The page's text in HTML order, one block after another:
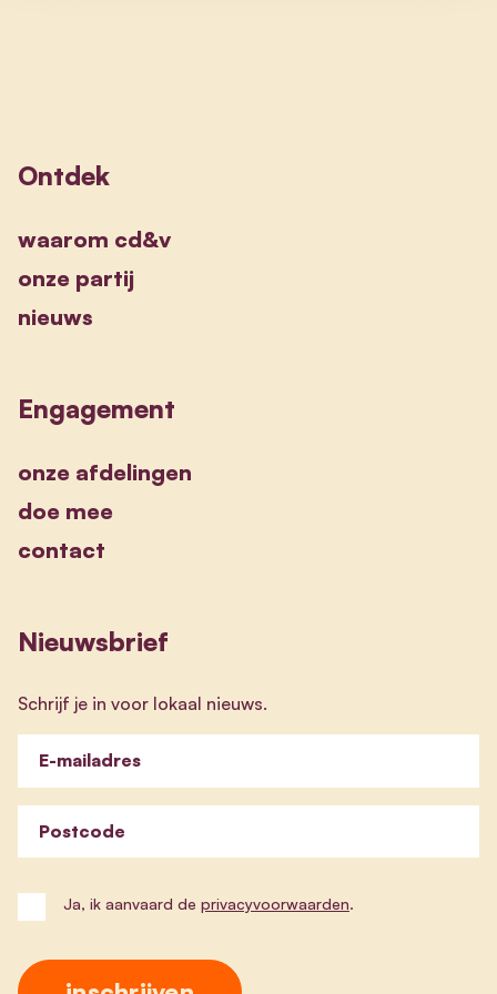
Ontdek
waarom cd&v
onze partij
nieuws
Engagement
onze afdelingen
doe mee
contact
Nieuwsbrief
Schrijf je in voor lokaal nieuws.
E-mailadres
Postcode
Ja, ik aanvaard de privacyvoorwaarden.